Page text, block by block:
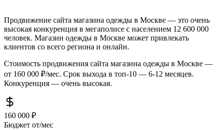
Продвижение сайта магазина одежды в Москве — это очень
высокая конкуренция в мегаполисе с населением 12 600 000
человек. Магазин одежды в Москве может привлекать
клиентов со всего региона и онлайн.
Стоимость продвижения сайта магазина одежды в Москве —
от 160 000 ₽/мес. Срок выхода в топ-10 — 6-12 месяцев.
Конкуренция — очень высокая.
160 000 ₽
Бюджет от/мес